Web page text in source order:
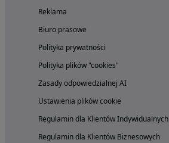
Reklama
Biuro prasowe
Polityka prywatności
Polityka plików "cookies"
Zasady odpowiedzialnej AI
Ustawienia plików cookie
Regulamin dla Klientów Indywidualnych
Regulamin dla Klientów Biznesowych